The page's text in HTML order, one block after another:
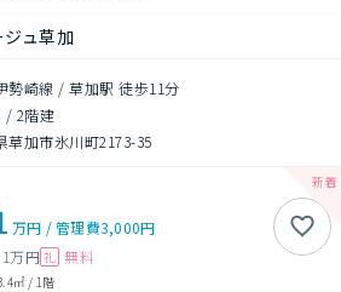
ュ草加
勢崎線 / 草加駅 徒歩11分
/ 2階建
草加市氷川町2173-35
万円 /管理費3,000円
万円 礼 無料
㎡/ 1階